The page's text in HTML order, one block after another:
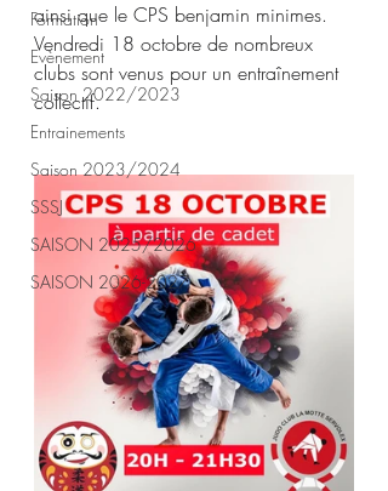
Formation
Evènement
Saison 2022/2023
Entrainements
Saison 2023/2024
SSSJ
SAISON 2025/2026
SAISON 2026-2027
ainsi que le CPS benjamin minimes.
Vendredi 18 octobre de nombreux
clubs sont venus pour un entraînement
collectif.